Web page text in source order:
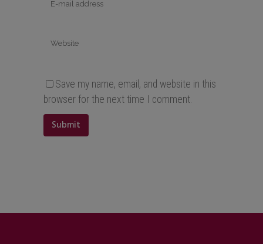
Save my name, email, and website in this
browser for the next time I comment.